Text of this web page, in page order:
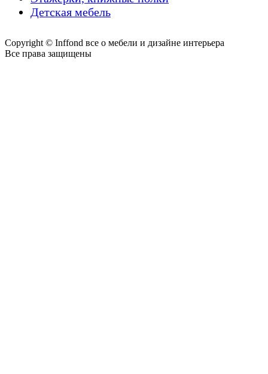
Детская мебель
Copyright © Inffond все о мебели и дизайне интерьера
Все права защищены